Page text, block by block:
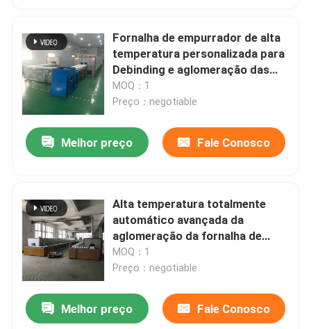
Fornalha de empurrador de alta
temperatura personalizada para
Debinding e aglomeração das
peças estruturais cerâmicas
MOQ：1
Preço：negotiable
Melhor preço Fale Conosco
Alta temperatura totalmente
automático avançada da
aglomeração da fornalha de
empurrador dos materiais
cerâmicos
MOQ：1
Preço：negotiable
Melhor preço Fale Conosco